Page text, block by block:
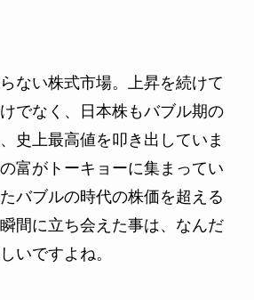
ない株式市場。上昇を続けて
でなく、日本株もバブル期の
史上最高値を叩き出していま
富がトーキョーに集まってい
バブルの時代の株価を超える
間に立ち会えた事は、なんだ
いですよね。